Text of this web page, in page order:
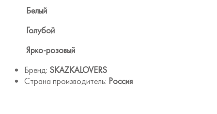
Белый
Голубой
Ярко-розовый
Бренд: SKAZKALOVERS
Страна производитель: Россия